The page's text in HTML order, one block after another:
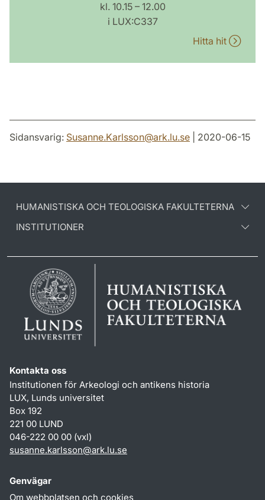
kl. 10.15 – 12.00
i LUX:C337
Hitta hit
Sidansvarig: Susanne.Karlsson@ark.lu.se | 2020-06-15
HUMANISTISKA OCH TEOLOGISKA FAKULTETERNA
INSTITUTIONER
Kontakta oss
Institutionen för Arkeologi och antikens historia
LUX, Lunds universitet
Box 192
221 00 LUND
046-222 00 00 (vxl)
susanne.karlsson@ark.lu.se
Genvägar
Om webbplatsen och cookies